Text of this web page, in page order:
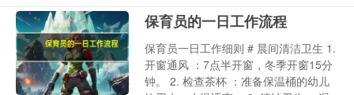
保育员的一日工作流程
保育员一日工作细则 # 晨间清洁卫生 1.
开窗通风 ：7点半开窗，冬季开窗15分
钟。 2. 检查茶杯 ：准备保温桶的幼儿